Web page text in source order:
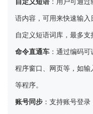
自定义短语 ：用户可通
语内容，可用来快速输
自定义短语词库，最多支
命令直通车 ：通过编码
程序窗口、网页等，如
等程序。
账号同步 ：支持账号登